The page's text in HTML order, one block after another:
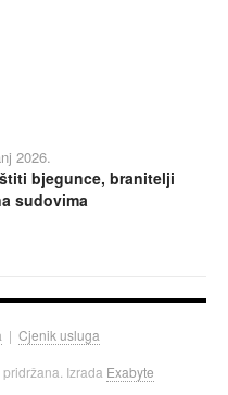
2026.
bjegunce, branitelji
sudovima
| Cjenik usluga
Izrada Exabyte